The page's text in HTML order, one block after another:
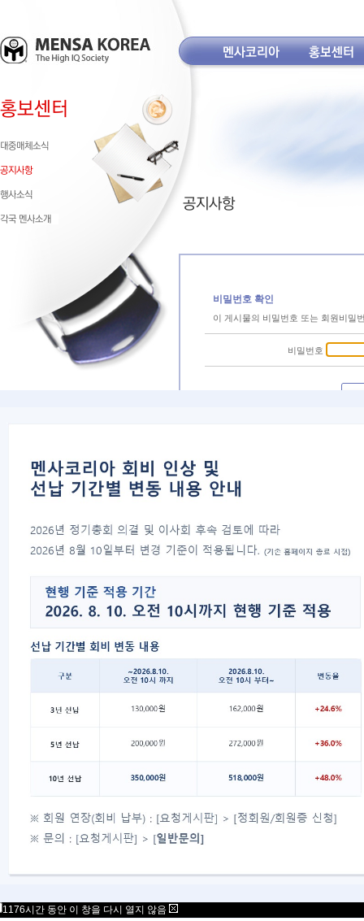
비밀번호 확인
이 게시물의 비밀번호 또는 회원비밀
비밀번호
대표자 : 송필재
사업자번호 : 617-82-77792
서울특별시 강남구 봉은사로 125 스파
1176시간 동안 이 창을 다시 열지 않음